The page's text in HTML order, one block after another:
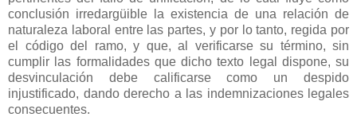
conclusión irredargüible la existencia de una relación de
naturaleza laboral entre las partes, y por lo tanto, regida por
el código del ramo, y que, al verificarse su término, sin
cumplir las formalidades que dicho texto legal dispone, su
desvinculación debe calificarse como un despido
injustificado, dando derecho a las indemnizaciones legales
consecuentes.